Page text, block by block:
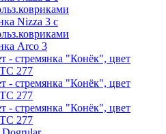
Nizza 3 с
Arco 3
- стремянка "Конёк", цвет
277
- стремянка "Конёк", цвет
277
- стремянка "Конёк", цвет
277